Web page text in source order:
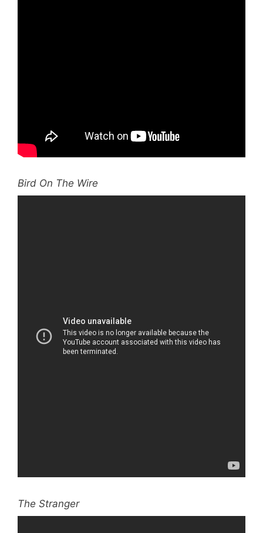
Bird On The Wire
The Stranger